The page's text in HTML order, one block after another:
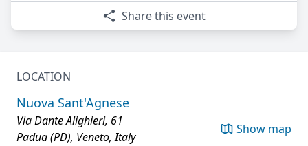
Share this event
LOCATION
Nuova Sant'Agnese
Via Dante Alighieri, 61
Padua (PD), Veneto, Italy
Show map